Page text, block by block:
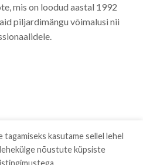
mis on loodud aastal 1992
piljardimängu võimalusi nii
kasutame sellel lehel
nõustute küpsiste